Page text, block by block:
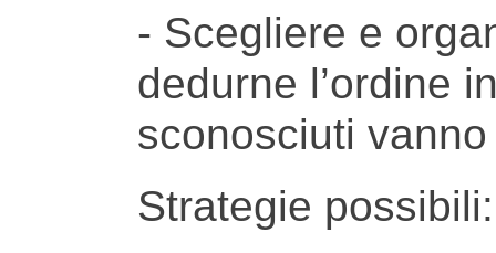
- Scegliere e
dedurne l’ordine
sconosciuti
Strategie possibili: